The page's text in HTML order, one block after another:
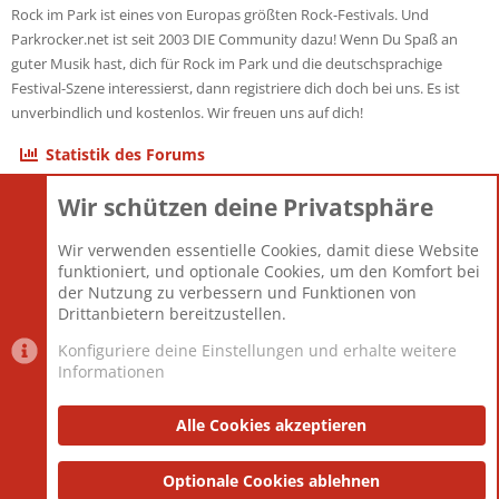
Rock im Park ist eines von Europas größten Rock-Festivals. Und
Parkrocker.net ist seit 2003 DIE Community dazu! Wenn Du Spaß an
guter Musik hast, dich für Rock im Park und die deutschsprachige
Festival-Szene interessierst, dann registriere dich doch bei uns. Es ist
unverbindlich und kostenlos. Wir freuen uns auf dich!
Statistik des Forums
Themen
Mitglieder
12.427
Neuestes Mitglied
Berlin
Datenschutzerklärung Impressum
Community platform by XenForo® © 2010-2025 XenForo Ltd.
Wir schützen deine Privatsphäre
Wir verwenden essentielle Cookies, damit diese Website
funktioniert, und optionale Cookies, um den Komfort bei
der Nutzung zu verbessern und Funktionen von
Drittanbietern bereitzustellen.
Konfiguriere deine Einstellungen und erhalte weitere
Informationen
Alle Cookies akzeptieren
Optionale Cookies ablehnen